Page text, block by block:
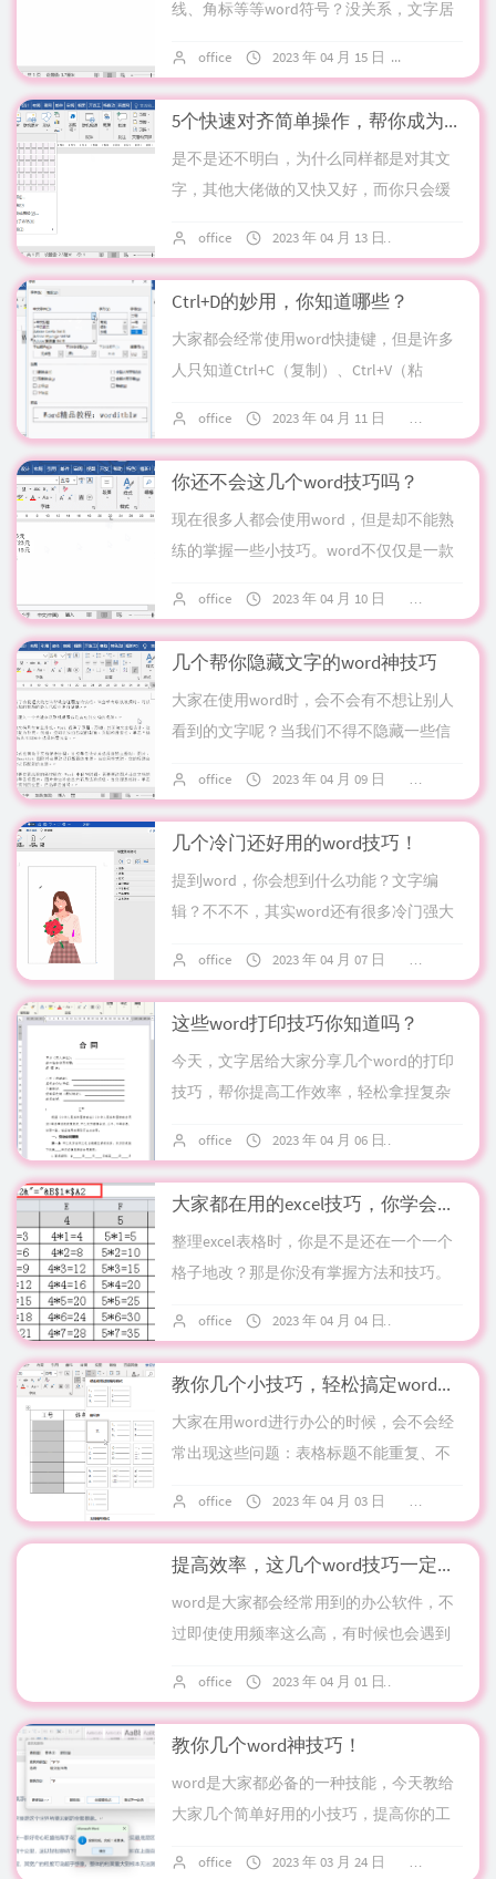
线、角标等等word符号？没关系，文字居
就可以轻松学会！快速输入线条输入~~~，
再...
office 2023 年 04 月 15 日
5个快速对齐简单操作，帮你成为word大佬
是不是还不明白，为什么同样都是对其文
字，其他大佬做的又快又好，而你只会缓
字居教你！封面对齐选择文本，点击【插
入】-【表...
office 2023 年 04 月 13 日
Ctrl+D的妙用，你知道哪些？
大家都会经常使用word快捷键，但是许多
人只知道Ctrl+C（复制）、Ctrl+V（粘
之下，另一个实用快捷键：...
office 2023 年 04 月 11 日
你还不会这几个word技巧吗？
现在很多人都会使用word，但是却不能熟
练的掌握一些小技巧。word不仅仅是一款
个简单的word小技巧，帮你轻松提高效...
office 2023 年 04 月 10 日
几个帮你隐藏文字的word神技巧
大家在使用word时，会不会有不想让别人
看到的文字呢？当我们不得不隐藏一些信
个简单小技巧，轻松隐藏文章！隐藏段落
标记在...
office 2023 年 04 月 09 日
几个冷门还好用的word技巧！
提到word，你会想到什么功能？文字编
辑？不不不，其实word还有很多冷门强大
照你没有看错，不是ps，是word！...
office 2023 年 04 月 07 日
这些word打印技巧你知道吗？
今天，文字居给大家分享几个word的打印
技巧，帮你提高工作效率，轻松拿捏复杂
「 Ctrl + P 」能够快速进入打印预...
office 2023 年 04 月 06 日
大家都在用的excel技巧，你学会了吗
整理excel表格时，你是不是还在一个一个
格子地改？那是你没有掌握方法和技巧。
大大提升工作效率。1.几种数学公式1）
选...
office 2023 年 04 月 04 日
教你几个小技巧，轻松搞定word难题
大家在用word进行办公的时候，会不会经
常出现这些问题：表格标题不能重复、不
居教你几个小技巧，轻松搞定这些难题。
快速取...
office 2023 年 04 月 03 日
提高效率，这几个word技巧一定要学会！
word是大家都会经常用到的办公软件，不
过即使使用频率这么高，有时候也会遇到
解决的问题，你要用上那么长时间呢？今
天文字...
office 2023 年 04 月 01 日
教你几个word神技巧！
word是大家都必备的一种技能，今天教给
大家几个简单好用的小技巧，提高你的工
office 2023 年 03 月 24 日